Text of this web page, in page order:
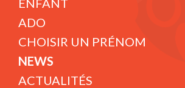
ADO
CHOISIR UN PRÉNOM
NEWS
ACTUALITÉS